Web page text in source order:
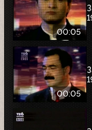
00:05
00:05